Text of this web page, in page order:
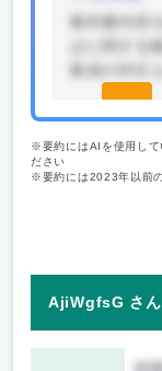
教科書内容
ばに関する
続きを
見る(無
※要約にはAIを使用して
ださい
※要約には2023年以前
AjiWgfsG さん